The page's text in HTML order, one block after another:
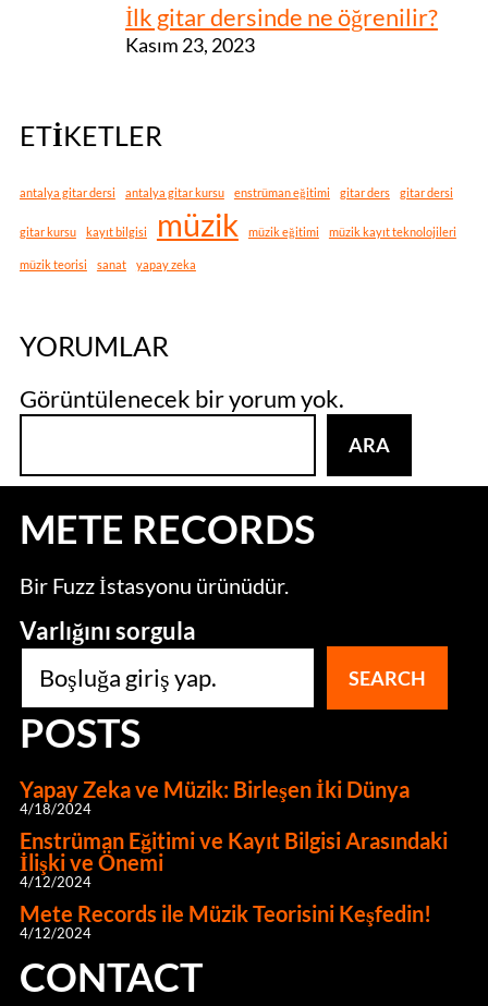
İlk gitar dersinde ne öğrenilir?
Kasım 23, 2023
ETIKETLER
antalya gitar dersi antalya gitar kursu enstrüman eğitimi gitar ders gitar dersi
gitar kursu kayıt bilgisi müzik müzik eğitimi müzik kayıt teknolojileri
müzik teorisi sanat yapay zeka
YORUMLAR
Görüntülenecek bir yorum yok.
a
ARA
METE RECORDS
Bir Fuzz İstasyonu ürünüdür.
Varlığını sorgula
SEARCH
POSTS
Yapay Zeka ve Müzik: Birleşen İki Dünya
4/18/2024
Enstrüman Eğitimi ve Kayıt Bilgisi Arasındaki
İlişki ve Önemi
4/12/2024
Mete Records ile Müzik Teorisini Keşfedin!
4/12/2024
CONTACT